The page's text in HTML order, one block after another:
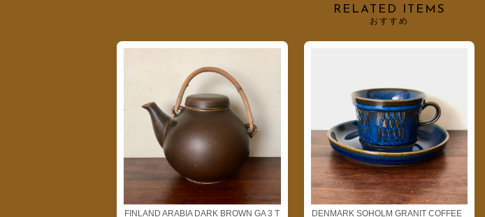
RELATED ITEMS
おすすめ
FINLAND ARABIA DARK BROWN GA 3 T DENMARK SOHOLM GRANIT COFFEE